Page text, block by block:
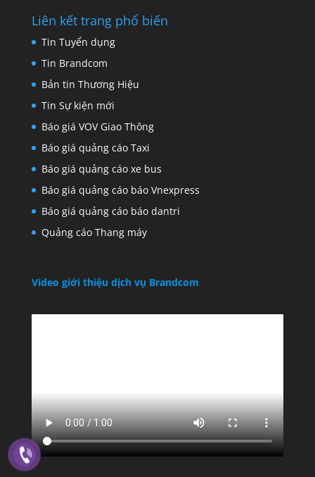
Liên kết trang phổ biến
Tin Tuyển dụng
Tin Brandcom
Bản tin Thương Hiệu
Tin Sự kiện mới
Báo giá VOV Giao Thông
Báo giá quảng cáo Taxi
Báo giá quảng cáo xe bus
Báo giá quảng cáo báo Vnexpress
Báo giá quảng cáo báo dantri
Quảng cáo Thang máy
Video giới thiệu dịch vụ Brandcom